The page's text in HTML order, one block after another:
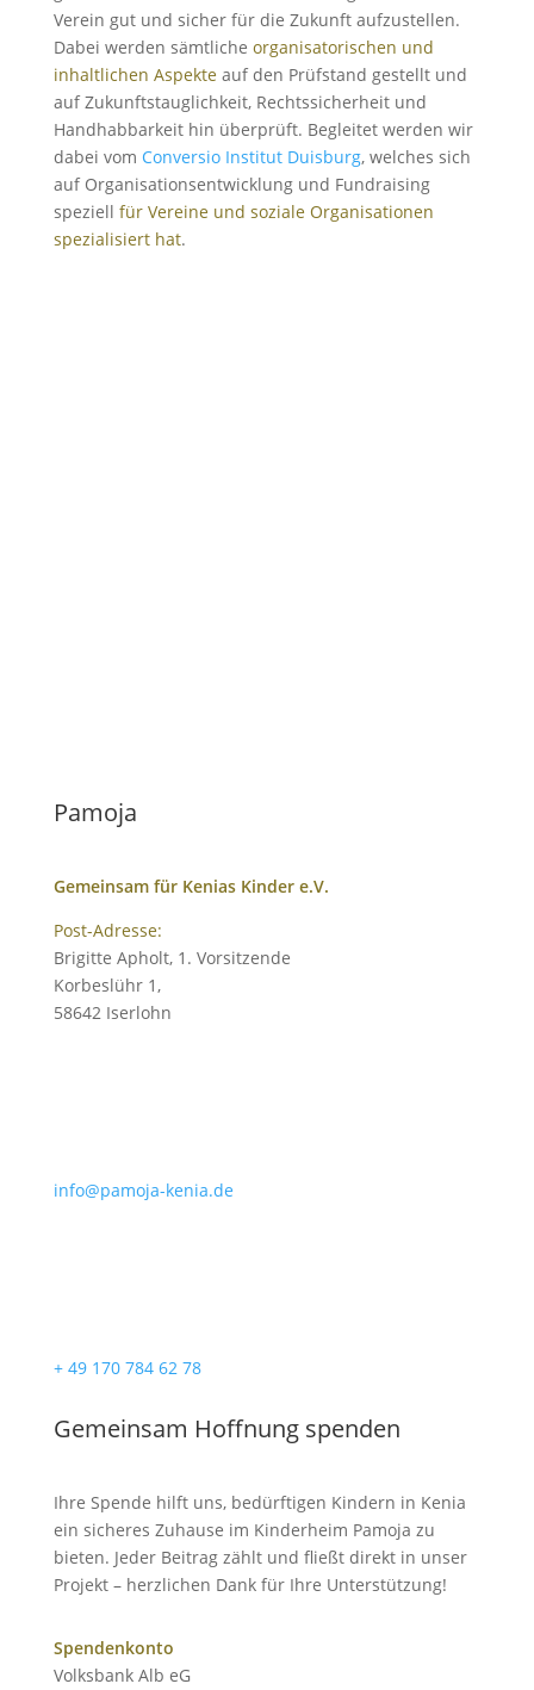
Verein gut und sicher für die Zukunft aufzustellen.
Dabei werden sämtliche organisatorischen und
inhaltlichen Aspekte auf den Prüfstand gestellt und
auf Zukunftstauglichkeit, Rechtssicherheit und
Handhabbarkeit hin überprüft. Begleitet werden wir
dabei vom Conversio Institut Duisburg, welches sich
auf Organisationsentwicklung und Fundraising
speziell für Vereine und soziale Organisationen
spezialisiert hat.
Pamoja
Gemeinsam für Kenias Kinder e.V.
Post-Adresse:
Brigitte Apholt, 1. Vorsitzende
Korbeslühr 1,
58642 Iserlohn
info@pamoja-kenia.de
+ 49 170 784 62 78
Gemeinsam Hoffnung spenden
Ihre Spende hilft uns, bedürftigen Kindern in Kenia
ein sicheres Zuhause im Kinderheim Pamoja zu
bieten. Jeder Beitrag zählt und fließt direkt in unser
Projekt – herzlichen Dank für Ihre Unterstützung!
Spendenkonto
Volksbank Alb eG